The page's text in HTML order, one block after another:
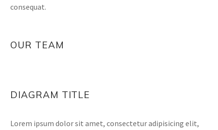
consequat.
OUR TEAM
DIAGRAM TITLE
Lorem ipsum dolor sit amet, consectetur adipisicing elit,